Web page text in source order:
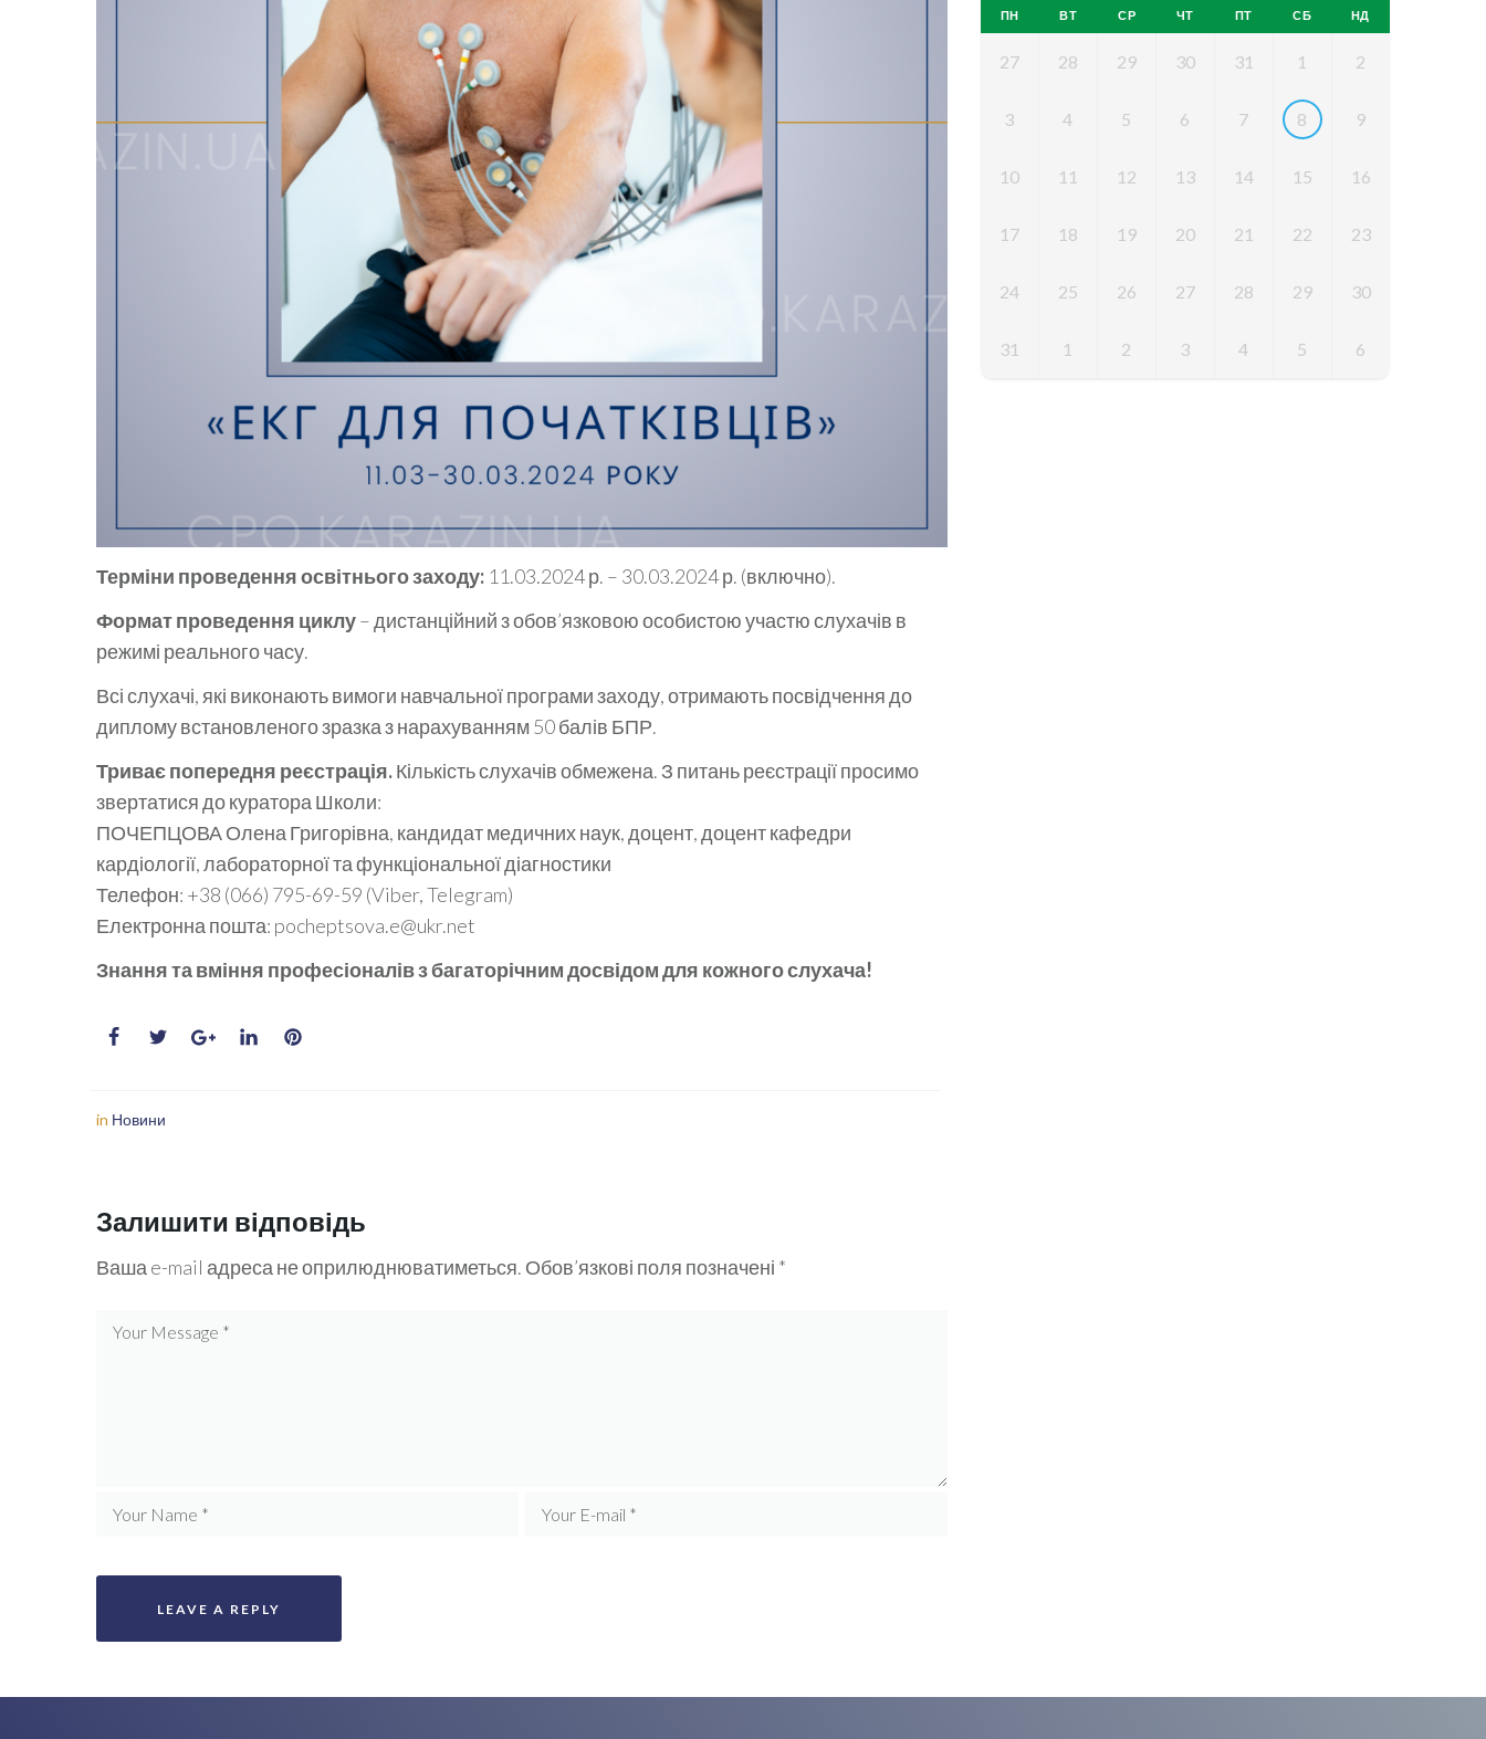
Терміни проведення освітнього заходу: 11.03.2024 р. – 30.03.2024 р. (включно).
Формат проведення циклу– дистанційний з обов’язковою особистою участю слухачів в
режимі реального часу.
Всі слухачі, які виконають вимоги навчальної програми заходу, отримають посвідчення до
диплому встановленого зразка з нарахуванням 50 балів БПР.
Триває попередня реєстрація.Кількість слухачів обмежена. З питань реєстрації просимо
звертатися до куратора Школи:
ПОЧЕПЦОВА Олена Григорівна, кандидат медичних наук, доцент, доцент кафедри
кардіології, лабораторної та функціональної діагностики
Телефон: +38 (066) 795-69-59 (Viber, Telegram)
Електронна пошта: pocheptsova.e@ukr.net
Знання та вміння професіоналів з багаторічним досвідом для кожного слухача!
in Новини
Залишити відповідь
Ваша e-mail адреса не оприлюднюватиметься. Обов’язкові поля позначені *
ПН ВТ СР ЧТ ПТ СБ НД
27 28 29 30 31 1 2
3 4 5 6 7 8 9
10 11 12 13 14 15 16
17 18 19 20 21 22 23
24 25 26 27 28 29 30
31 1 2 3 4 5 6